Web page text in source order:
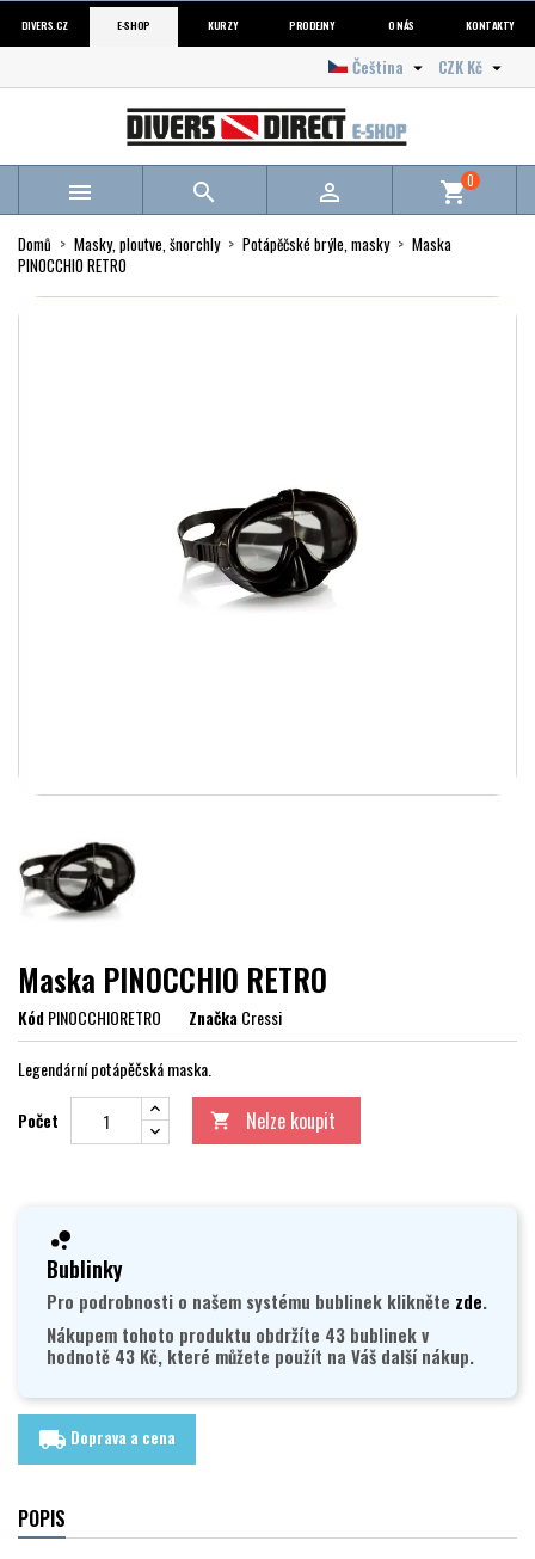
DIVERS.CZ E-SHOP KURZY PRODEJNY O NÁS KONTAKTY
CZK Kč 
Čeština 
   shopping_cart0
Domů Masky, ploutve, šnorchly Potápěčské brýle, masky
Maska
PINOCCHIO RETRO
Maska PINOCCHIO RETRO
KódPINOCCHIORETRO ZnačkaCressi
Legendární potápěčská maska.
Počet  Nelze koupit
Bublinky
Pro podrobnosti o našem systému bublinek klikněte zde.
Nákupem tohoto produktu obdržíte 43 bublinek v
hodnotě 43 Kč, které můžete použít na Váš další nákup.
local_shipping Doprava a cena
POPIS